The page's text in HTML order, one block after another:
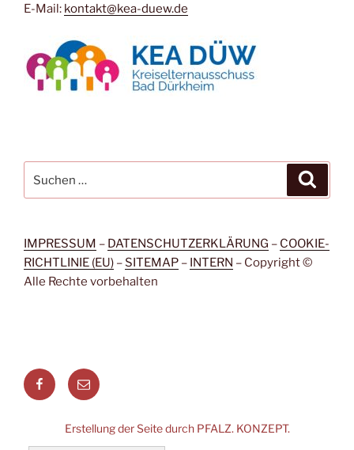
E-Mail: kontakt@kea-duew.de
nach:
IMPRESSUM – DATENSCHUTZERKLÄRUNG – COOKIE-
RICHTLINIE (EU) – SITEMAP – INTERN – Copyright ©
Alle Rechte vorbehalten
FacebookMenüeintrag
Erstellung der Seite durch PFALZ. KONZEPT.